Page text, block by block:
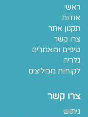
ראשי
אודות
תקנון אתר
צרו קשר
טיפים ומאמרים
גלריה
לקוחות ממליצים
צרו קשר
גיתוש